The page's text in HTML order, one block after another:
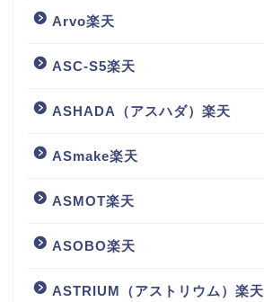
Arvo楽天
ASC-S5楽天
ASHADA（アスハダ）楽天
ASmake楽天
ASMOT楽天
ASOBO楽天
ASTRIUM（アストリウム）楽天